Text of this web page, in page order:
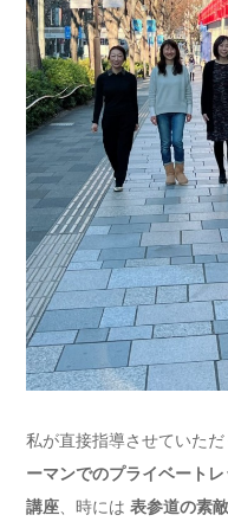
私が直接指導させていただ
ーマンでのプライベート
講座 、時には 表参道の素